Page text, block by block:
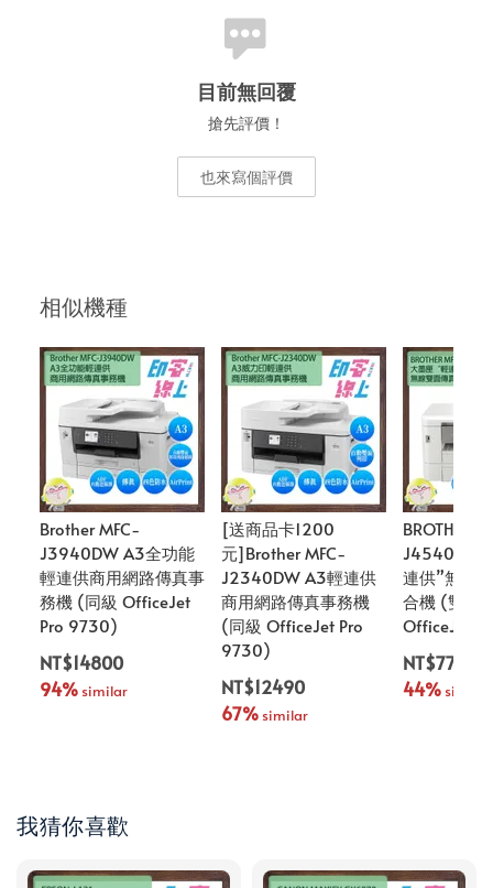
目前無回覆
搶先評價！
也來寫個評價
相似機種
Brother MFC-
J3940DW A3全功能
輕連供商用網路傳真事
務機 (同級 OfficeJet
Pro 9730)
NT$14800
94% similar
[送商品卡1200
元]Brother MFC-
J2340DW A3輕連供
商用網路傳真事務機
(同級 OfficeJet Pro
9730)
NT$12490
67% similar
BROTHER
J4540DW
連供”無線
合機 (雙紙
OfficeJet
NT$7788
44% similar
我猜你喜歡